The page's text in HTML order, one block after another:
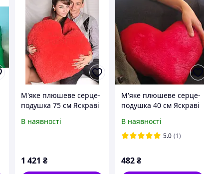
М'яке плюшеве серце-
подушка 75 см Яскраві
Романтичний
В наявності
1 421 ₴
М'яке плюшеве серце-
подушка 40 см Яскраві
Романтичний
подарунок коханій
В наявності
5.0 (1)
482₴